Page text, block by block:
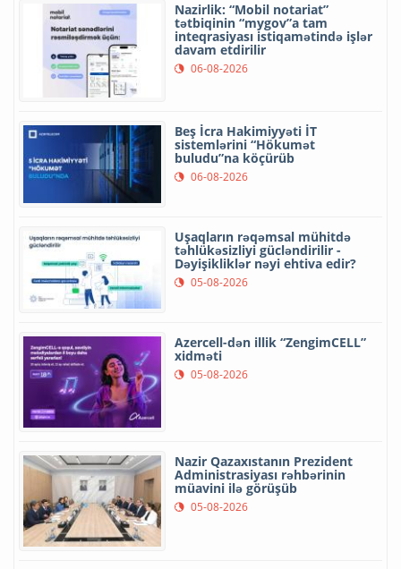
Nazirlik: “Mobil notariat”
tətbiqinin “mygov”a tam
inteqrasiyası istiqamətində işlər
davam etdirilir
06-08-2026
Beş İcra Hakimiyyəti İT
sistemlərini “Hökumət
buludu”na köçürüb
06-08-2026
Uşaqların rəqəmsal mühitdə
təhlükəsizliyi gücləndirilir -
Dəyişikliklər nəyi ehtiva edir?
05-08-2026
Azercell-dən illik “ZengimCELL”
xidməti
05-08-2026
Nazir Qazaxıstanın Prezident
Administrasiyası rəhbərinin
müavini ilə görüşüb
05-08-2026